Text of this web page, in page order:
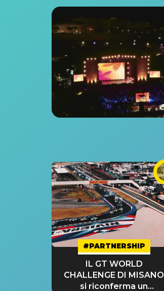
#PARTNERSHIP
IL GT WORLD
CHALLENGE DI MISANO
si riconferma un